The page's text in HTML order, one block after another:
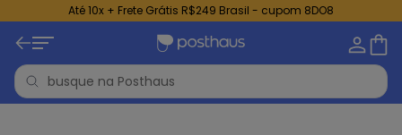
Até 10x + Frete Grátis R$249 Brasil - cupom 8DO8